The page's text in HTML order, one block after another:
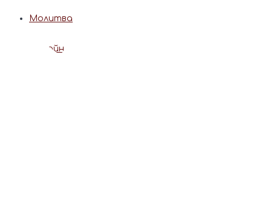
Молитва
Онлайн послуги